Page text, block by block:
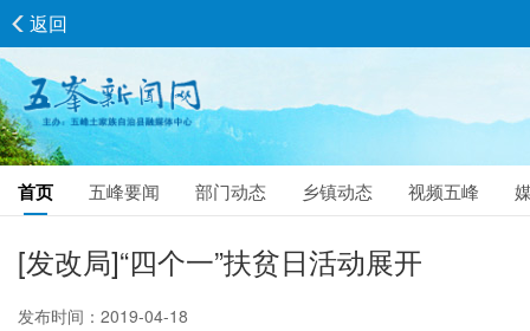
首页 五峰要闻 部门动态 乡镇动态 视频五峰
返回
[发改局]“四个一”扶贫日活动展开
发布时间：2019-04-18